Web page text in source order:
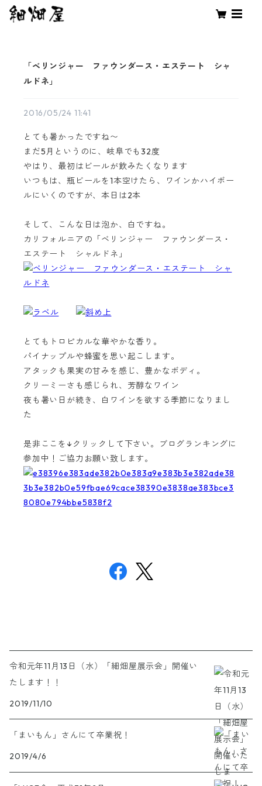
「ベリンジャー ファウンダース・エステート シャ
ルドネ」
2016/05/24 11:41
とても暑かったですね〜
まだ5月というのに、岐阜でも32度
やはり、最初はビールが飲みたくなります
いつもは、瓶ビールを1本空けたら、ワインかハイボー
ルにいくのですが、本日は2本
そして、こんな日は泡か、白ですね。
カリフォルニアの「ベリンジャー ファウンダース・
エステート シャルドネ」
とてもトロピカルな華やかな香り。
パイナップルや蜂蜜を思い起こします。
アタックも果実の甘みを感じ、豊かなボディ。
クリーミーさも感じられ、芳醇なワイン
夜も暑い日が続き、白ワインを欲する季節になりまし
た
是非ここを↓クリックして下さい。ブログランキングに
参加中！ご協力お願い致します。
令和元年11月13日（水）「細畑屋展示会」開催い
たします！！
2019/11/10
「まいもん」さんにて卒業祝！
2019/4/6